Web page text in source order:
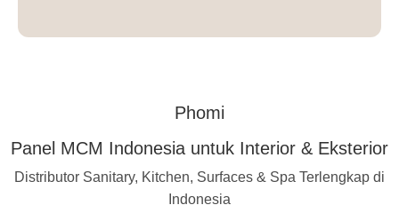
Phomi
Panel MCM Indonesia untuk Interior & Eksterior
Distributor Sanitary, Kitchen, Surfaces & Spa Terlengkap di
Indonesia